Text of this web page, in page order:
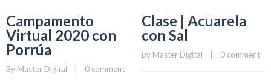
Campamento
Virtual 2020 con
Porrúa
By Master Digital 0 comment
Clase | Acuarela
con Sal
By Master Digital 0 comment